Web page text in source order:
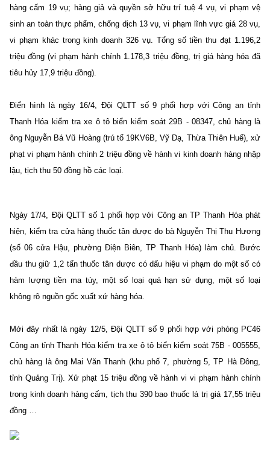
hàng cấm 19 vụ; hàng giả và quyền sở hữu trí tuệ 4 vụ, vi phạm vệ
sinh an toàn thực phẩm, chống dịch 13 vụ, vi phạm lĩnh vực giá 28 vụ,
vi phạm khác trong kinh doanh 326 vụ. Tổng số tiền thu đạt 1.196,2
triệu đồng (vi phạm hành chính 1.178,3 triệu đồng, trị giá hàng hóa đã
tiêu hủy 17,9 triệu đồng).
Điển hình là ngày 16/4, Đội QLTT số 9 phối hợp với Công an tỉnh
Thanh Hóa kiểm tra xe ô tô biển kiểm soát 29B - 08347, chủ hàng là
ông Nguyễn Bá Vũ Hoàng (trú tổ 19KV6B, Vỹ Dạ, Thừa Thiên Huế), xử
phạt vi phạm hành chính 2 triệu đồng về hành vi kinh doanh hàng nhập
lậu, tịch thu 50 đồng hồ các loại.
Ngày 17/4, Đội QLTT số 1 phối hợp với Công an TP Thanh Hóa phát
hiện, kiểm tra cửa hàng thuốc tân dược do bà Nguyễn Thị Thu Hương
(số 06 cửa Hậu, phường Điện Biên, TP Thanh Hóa) làm chủ. Bước
đầu thu giữ 1,2 tấn thuốc tân dược có dấu hiệu vi phạm do một số có
hàm lượng tiền ma túy, một số loại quá hạn sử dụng, một số loại
không rõ nguồn gốc xuất xứ hàng hóa.
Mới đây nhất là ngày 12/5, Đội QLTT số 9 phối hợp với phòng PC46
Công an tỉnh Thanh Hóa kiểm tra xe ô tô biển kiểm soát 75B - 005555,
chủ hàng là ông Mai Văn Thanh (khu phố 7, phường 5, TP Hà Đông,
tỉnh Quảng Trị). Xử phạt 15 triệu đồng về hành vi vi phạm hành chính
trong kinh doanh hàng cấm, tịch thu 390 bao thuốc lá trị giá 17,55 triệu
đồng …